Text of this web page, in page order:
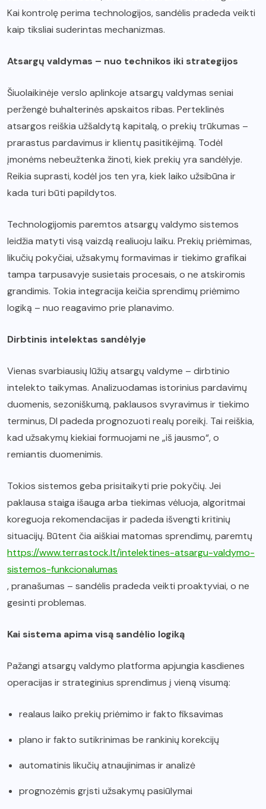
Kai kontrolę perima technologijos, sandėlis pradeda veikti
kaip tiksliai suderintas mechanizmas.
Atsargų valdymas – nuo technikos iki strategijos
Šiuolaikinėje verslo aplinkoje atsargų valdymas seniai
peržengė buhalterinės apskaitos ribas. Perteklinės
atsargos reiškia užšaldytą kapitalą, o prekių trūkumas –
prarastus pardavimus ir klientų pasitikėjimą. Todėl
įmonėms nebeužtenka žinoti, kiek prekių yra sandėlyje.
Reikia suprasti, kodėl jos ten yra, kiek laiko užsibūna ir
kada turi būti papildytos.
Technologijomis paremtos atsargų valdymo sistemos
leidžia matyti visą vaizdą realiuoju laiku. Prekių priėmimas,
likučių pokyčiai, užsakymų formavimas ir tiekimo grafikai
tampa tarpusavyje susietais procesais, o ne atskiromis
grandimis. Tokia integracija keičia sprendimų priėmimo
logiką – nuo reagavimo prie planavimo.
Dirbtinis intelektas sandėlyje
Vienas svarbiausių lūžių atsargų valdyme – dirbtinio
intelekto taikymas. Analizuodamas istorinius pardavimų
duomenis, sezoniškumą, paklausos svyravimus ir tiekimo
terminus, DI padeda prognozuoti realų poreikį. Tai reiškia,
kad užsakymų kiekiai formuojami ne „iš jausmo“, o
remiantis duomenimis.
Tokios sistemos geba prisitaikyti prie pokyčių. Jei
paklausa staiga išauga arba tiekimas vėluoja, algoritmai
koreguoja rekomendacijas ir padeda išvengti kritinių
situacijų. Būtent čia aiškiai matomas sprendimų, paremtų
https://www.terrastock.lt/intelektines-atsargu-valdymo-
sistemos-funkcionalumas
, pranašumas – sandėlis pradeda veikti proaktyviai, o ne
gesinti problemas.
Kai sistema apima visą sandėlio logiką
Pažangi atsargų valdymo platforma apjungia kasdienes
operacijas ir strateginius sprendimus į vieną visumą:
realaus laiko prekių priėmimo ir fakto fiksavimas
plano ir fakto sutikrinimas be rankinių korekcijų
automatinis likučių atnaujinimas ir analizė
prognozėmis grįsti užsakymų pasiūlymai